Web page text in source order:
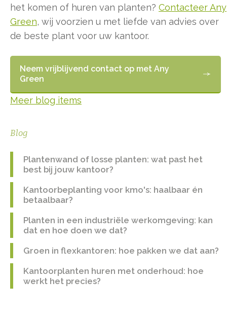
het komen of huren van planten? Contacteer Any
Green, wij voorzien u met liefde van advies over
de beste plant voor uw kantoor.
Neem vrijblijvend contact op met Any
Green
Meer blog items
Blog
Plantenwand of losse planten: wat past het
best bij jouw kantoor?
Kantoorbeplanting voor kmo's: haalbaar én
betaalbaar?
Planten in een industriële werkomgeving: kan
dat en hoe doen we dat?
Groen in flexkantoren: hoe pakken we dat aan?
Kantoorplanten huren met onderhoud: hoe
werkt het precies?